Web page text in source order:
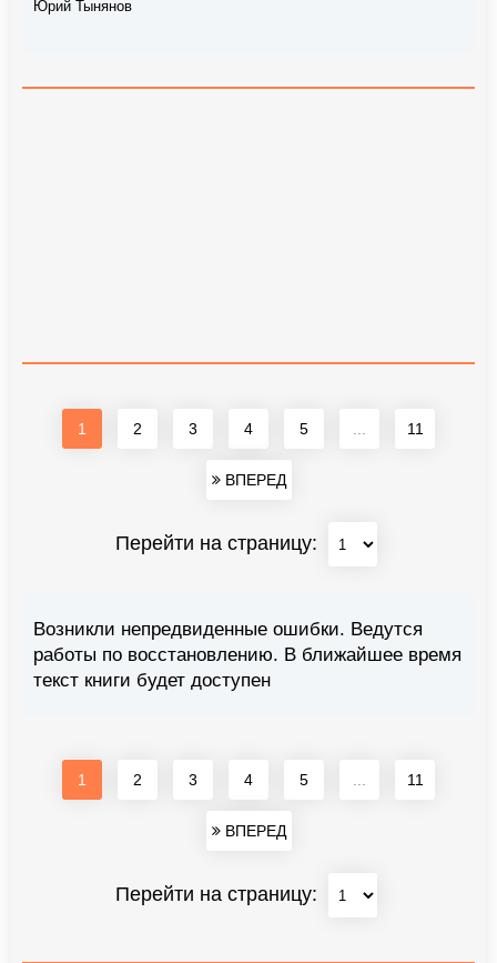
Юрий Тынянов
1 2 3 4 5 11
ВПЕРЕД
Перейти на страницу:
Возникли непредвиденные ошибки. Ведутся
работы по восстановлению. В ближайшее время
текст книги будет доступен
1 2 3 4 5 11
ВПЕРЕД
Перейти на страницу: